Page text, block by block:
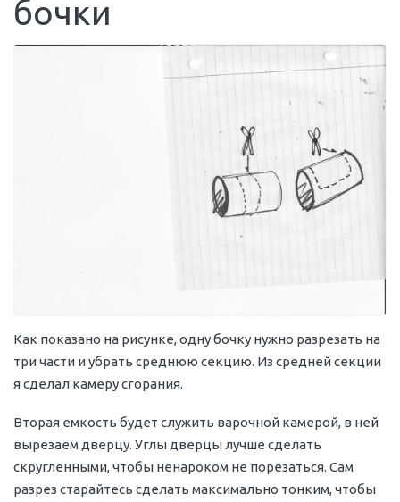
бочки
Как показано на рисунке, одну бочку нужно разрезать на
три части и убрать среднюю секцию. Из средней секции
я сделал камеру сгорания.
Вторая емкость будет служить варочной камерой, в ней
вырезаем дверцу. Углы дверцы лучше сделать
скругленными, чтобы ненароком не порезаться. Сам
разрез старайтесь сделать максимально тонким, чтобы